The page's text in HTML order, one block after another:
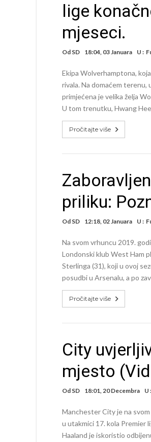
lige
mjeseci.
Od SD 18:04, 03 Januara U :
Ekipa Wolverhamptona,
rivala. Na domaćem
primjećena je velika želja
U tom trenutku, Hwang
Pročitajte više
priliku:
Od SD 12:18, 02 Januara U :
Na svom vrhuncu 2019.
Londonski klub West Ham
Sterlinga (31), koji u ovoj
posudbi u Arsenalu, a po
Pročitajte više
City
mjesto
Od SD 18:01, 20 Decembra U :
Manchester City je na
u utakmici 17. kola Premier
Haaland je iskoristio